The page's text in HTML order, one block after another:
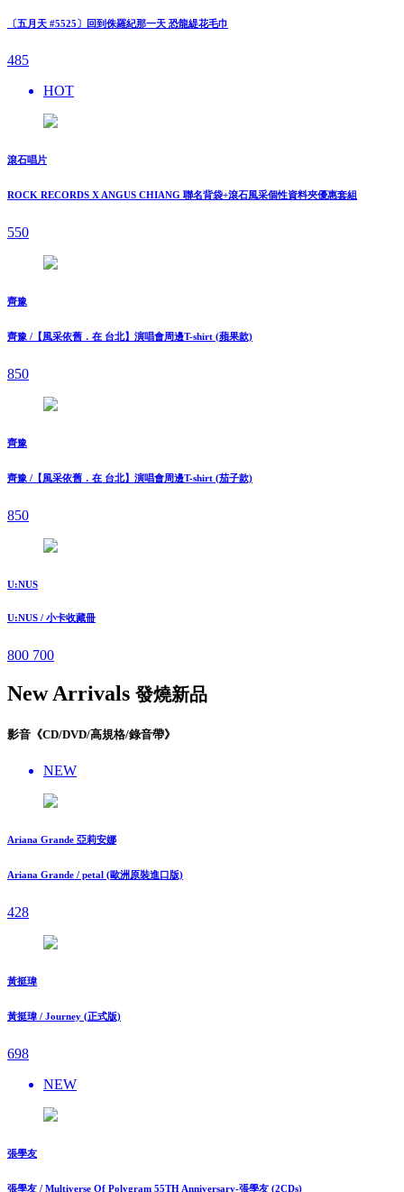
〔五月天 #5525〕回到侏羅紀那一天 恐龍緹花毛巾
485
HOT
滾石唱片
ROCK RECORDS X ANGUS CHIANG 聯名背袋+滾石風采個性資料夾優惠套組
550
齊豫
齊豫 /【風采依舊．在 台北】演唱會周邊T-shirt (蘋果款)
850
齊豫
齊豫 /【風采依舊．在 台北】演唱會周邊T-shirt (茄子款)
850
U:NUS
U:NUS / 小卡收藏冊
800 700
New Arrivals 發燒新品
影音《CD/DVD/高規格/錄音帶》
NEW
Ariana Grande 亞莉安娜
Ariana Grande / petal (歐洲原裝進口版)
428
黃挺瑋
黃挺瑋 / Journey (正式版)
698
NEW
張學友
張學友 / Multiverse Of Polygram 55TH Anniversary-張學友 (2CDs)